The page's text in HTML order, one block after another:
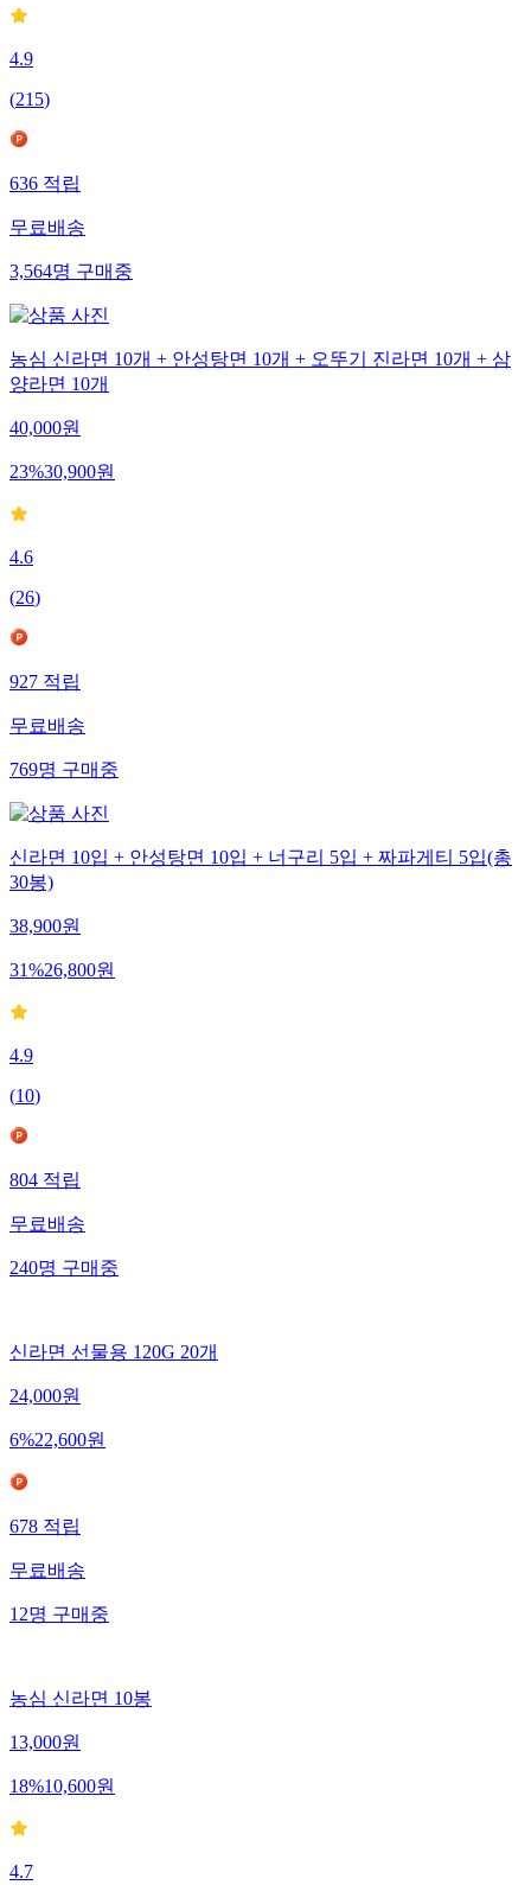
4.9
(215)
636적립
무료배송
3,564명구매중
농심 신라면 10개 + 안성탕면 10개 + 오뚜기 진라면 10개 + 삼
양라면 10개
40,000원
23%30,900원
4.6
(26)
927적립
무료배송
769명구매중
신라면 10입 + 안성탕면 10입 + 너구리 5입 + 짜파게티 5입(총
30봉)
38,900원
31%26,800원
4.9
(10)
804적립
무료배송
240명구매중
신라면 선물용 120G 20개
24,000원
6%22,600원
678적립
무료배송
12명구매중
농심 신라면 10봉
13,000원
18%10,600원
4.7